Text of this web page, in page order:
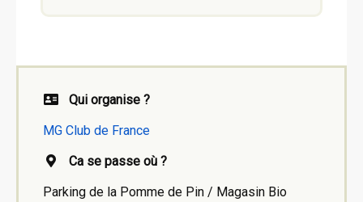
Qui organise ?
MG Club de France
Ca se passe où ?
Parking de la Pomme de Pin / Magasin Bio